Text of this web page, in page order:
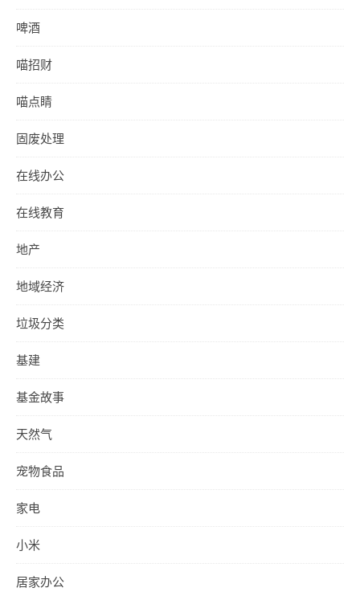
啤酒
喵招财
喵点睛
固废处理
在线办公
在线教育
地产
地域经济
垃圾分类
基建
基金故事
天然气
宠物食品
家电
小米
居家办公